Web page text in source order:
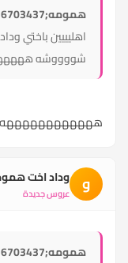
همومه;16703437:
اهليييين باختي
شووووشه
ههههههههههههه
و وداد اخت
عروس جديدة
همومه;16703437: